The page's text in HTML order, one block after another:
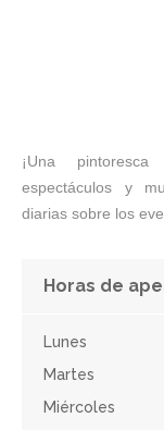
¡Una
espectáculos y
diarias sobre los
Horas de
Lunes
Martes
Miércoles